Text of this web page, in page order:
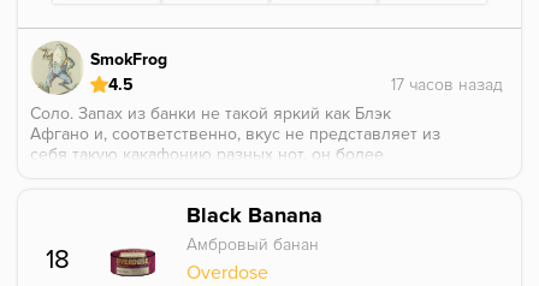
SmokFrog
4.5
Соло. Запах из банки не такой яркий как Блэк
Афгано и, соответственно, вкус не представляет из
себя такую какафонию разных нот, он более
Есть небольшая сладость на вдохе и выдохе, а дым
пахнет неописуемо приятно. Подруге очень зашел,
девочки любят курить мужские одеколоны 😅
18
Black Banana
Амбровый банан
Overdose